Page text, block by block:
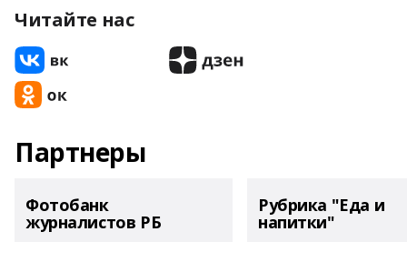
Читайте нас
Партнеры
Фотобанк
журналистов РБ
Рубрика "Еда и
напитки"